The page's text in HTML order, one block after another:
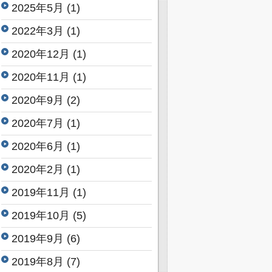
2025年5月 (1)
2022年3月 (1)
2020年12月 (1)
2020年11月 (1)
2020年9月 (2)
2020年7月 (1)
2020年6月 (1)
2020年2月 (1)
2019年11月 (1)
2019年10月 (5)
2019年9月 (6)
2019年8月 (7)